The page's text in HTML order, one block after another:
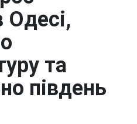
Одесі,
та
південь